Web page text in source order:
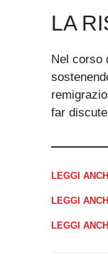
LA
Nel corso
far
LEGGI
LEGGI
LEGGI